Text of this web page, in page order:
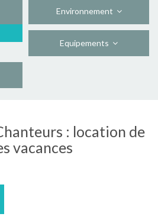
Environnement
Equipements
: location de
vacances